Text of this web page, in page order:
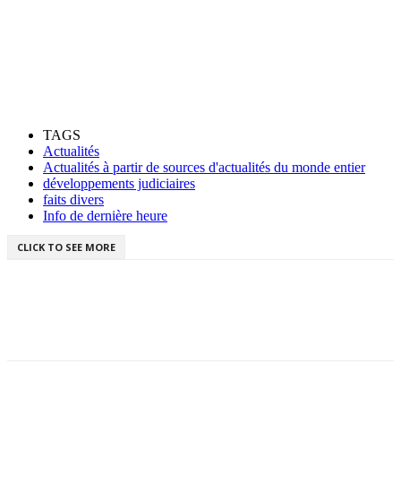
TAGS
Actualités
Actualités à partir de sources d'actualités du monde entier
développements judiciaires
faits divers
Info de dernière heure
CLICK TO SEE MORE